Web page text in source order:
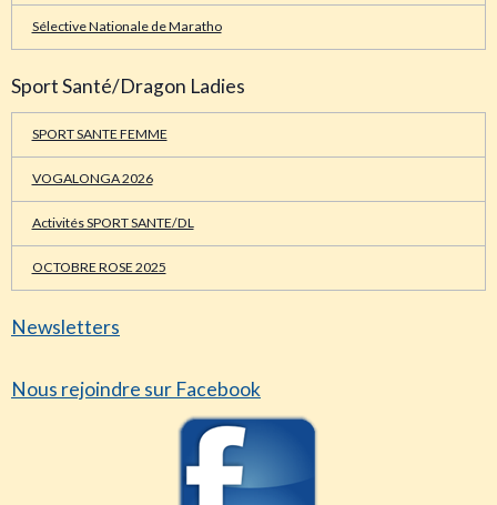
Sélective Nationale de Maratho
Sport Santé/Dragon Ladies
SPORT SANTE FEMME
VOGALONGA 2026
Activités SPORT SANTE/DL
OCTOBRE ROSE 2025
Newsletters
Nous rejoindre sur Facebook